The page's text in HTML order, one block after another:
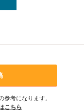
参考になります。
こちら